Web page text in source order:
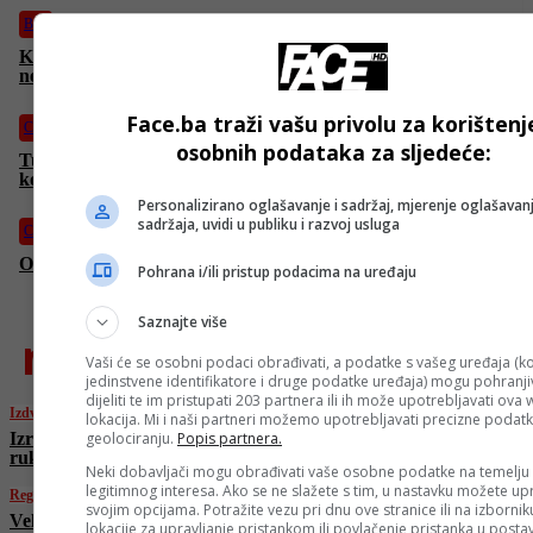
BiH
Kineski državljanin (32) preminuo u mostarskoj bolnici nakon
nesreće na gradilištu kod Stoca
Crna hronika
Tužilaštvo KS predložilo jednomjesečni pritvor za Ajnu Đukić
koja se sumnjiči za ubistvo majke
Crna hronika
Osumnjičena za ubistvo majke u nadležnosti Tužilaštva KS
najnovije
Izdvojeno
Izraelski zvaničnici tvrde: Iransko
rukovodstvo sve snažnije, nema nestabilnosti
Region
Veliki požar u hrvatskom primorju: Vatra se
Face.ba traži vašu privolu za
osobnih podataka za sljedeće:
Personalizirano oglašavanje i sadržaj, mjerenje
sadržaja, uvidi u publiku i razvoj usluga
Pohrana i/ili pristup podacima na uređaju
Saznajte više
Vaši će se osobni podaci obrađivati, a podatke s vašeg uređaja
jedinstvene identifikatore i druge podatke uređaja) mogu
dijeliti te im pristupati 203 partnera ili ih može upotrebljavati ova
lokacija. Mi i naši partneri možemo upotrebljavati precizne
geolociranju. Popis partnera.
Neki dobavljači mogu obrađivati vaše osobne podatke na temelju
legitimnog interesa. Ako se ne slažete s tim, u nastavku možete
svojim opcijama. Potražite vezu pri dnu ove stranice ili na
lokacije za upravljanje pristankom ili povlačenje pristanka u